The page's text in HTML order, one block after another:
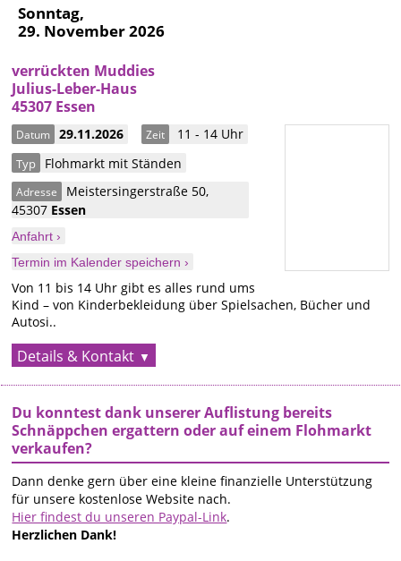
Sonntag,
29. November 2026
verrückten Muddies
Julius-Leber-Haus
45307 Essen
Datum 29.11.2026 Zeit 11 - 14 Uhr
Typ Flohmarkt mit Ständen
Adresse Meistersingerstraße 50,
45307 Essen
Anfahrt ›
Termin im Kalender speichern ›
Von 11 bis 14 Uhr gibt es alles rund ums
Kind – von Kinderbekleidung über Spielsachen, Bücher und
Autosi..
Details & Kontakt
Du konntest dank unserer Auflistung bereits
Schnäppchen ergattern oder auf einem Flohmarkt
verkaufen?
Dann denke gern über eine kleine finanzielle Unterstützung
für unsere kostenlose Website nach.
Hier findest du unseren Paypal-Link.
Herzlichen Dank!